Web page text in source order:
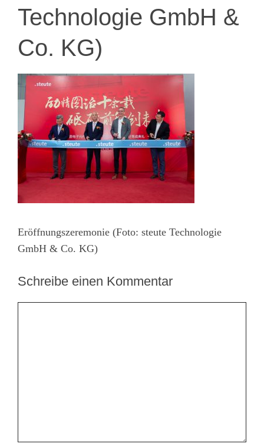
Technologie GmbH &
Co. KG)
Eröffnungszeremonie (Foto: steute Technologie
GmbH & Co. KG)
Schreibe einen Kommentar